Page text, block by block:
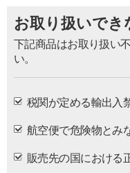
お取り扱いでき
下記商品はお取り扱い
い。
税関が定める輸出入
航空便で危険物とみ
販売先の国における